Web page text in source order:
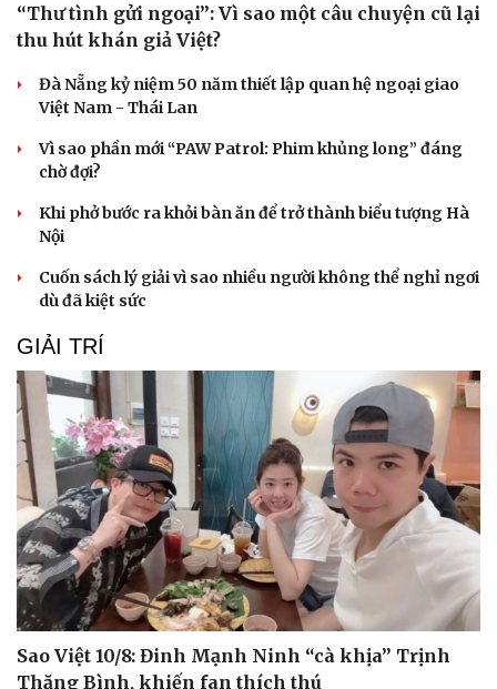
“Thư tình gửi ngoại”: Vì sao một câu chuyện cũ lại
thu hút khán giả Việt?
Đà Nẵng kỷ niệm 50 năm thiết lập quan hệ ngoại giao
Việt Nam - Thái Lan
Vì sao phần mới “PAW Patrol: Phim khủng long” đáng
chờ đợi?
Khi phở bước ra khỏi bàn ăn để trở thành biểu tượng Hà
Nội
Cuốn sách lý giải vì sao nhiều người không thể nghỉ ngơi
dù đã kiệt sức
GIẢI TRÍ
Sao Việt 10/8: Đinh Mạnh Ninh “cà khịa” Trịnh
Thăng Bình, khiến fan thích thú